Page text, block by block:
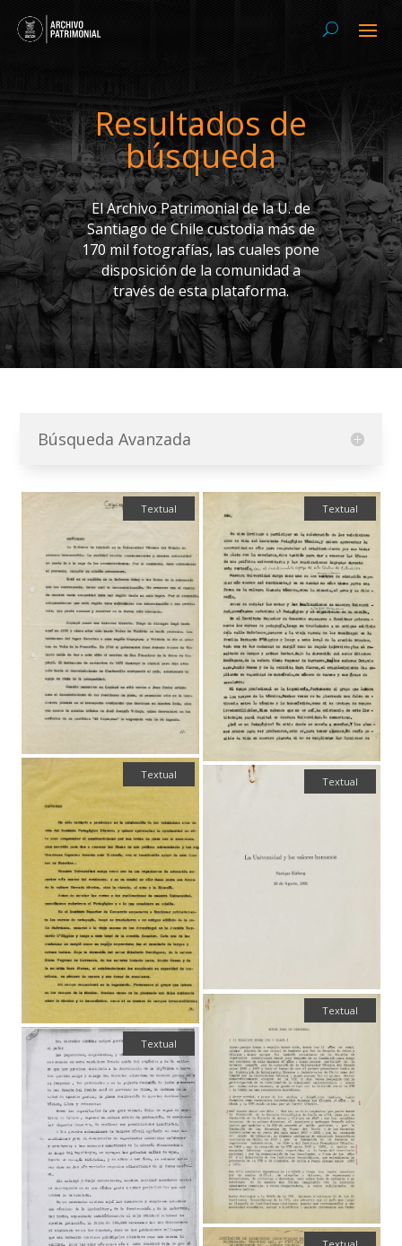
Resultados de
búsqueda
El Archivo Patrimonial de la U. de
Santiago de Chile custodia más de
170 mil fotografías, las cuales pone
disposición de la comunidad a
través de esta plataforma.
Búsqueda Avanzada
Textual Textual
Textual
Textual
Textual
Textual